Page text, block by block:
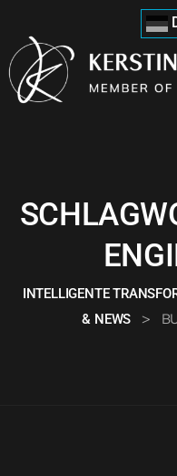
INTELLIGENTE
& NEWS
>